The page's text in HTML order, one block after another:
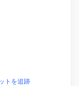
トを追跡